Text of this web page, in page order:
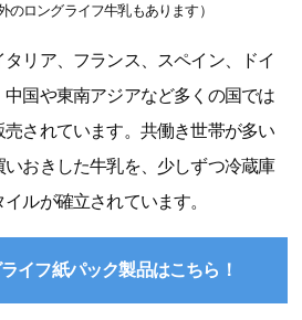
のロングライフ牛乳もあります）
リア、フランス、スペイン、ドイ
国や東南アジアなど多くの国では
されています。共働き世帯が多い
おきした牛乳を、少しずつ冷蔵庫
ルが確立されています。
イフ紙パック製品はこちら！